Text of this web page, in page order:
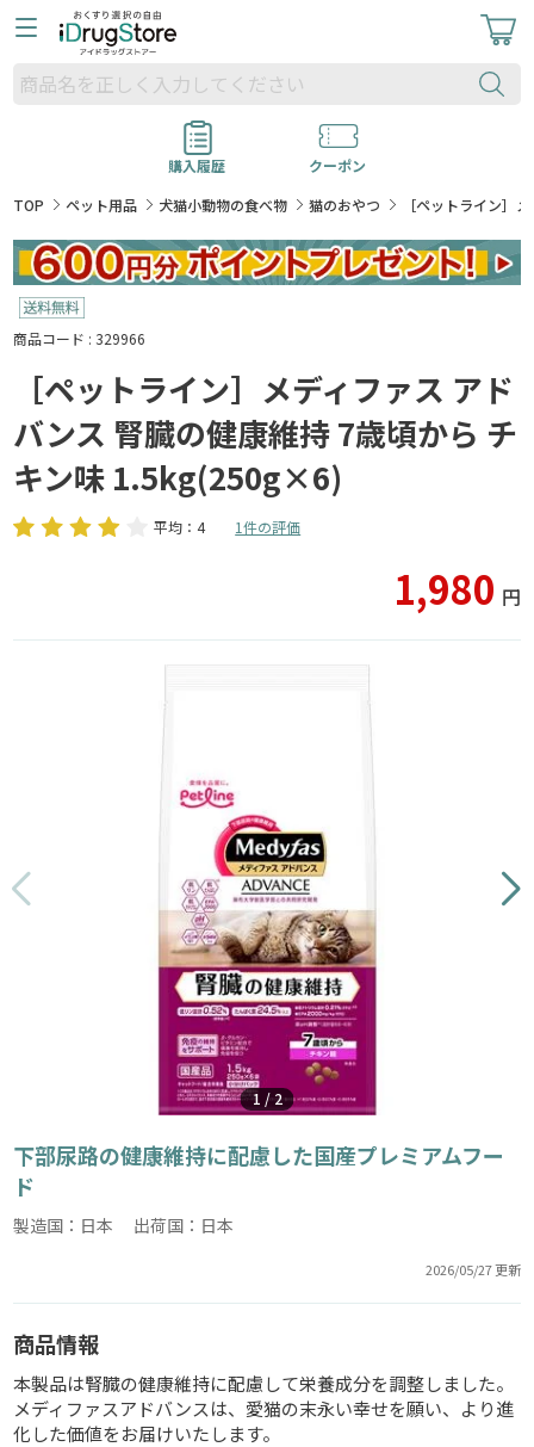
購入履歴
クーポン
TOP
ペット用品 犬猫小動物の食べ物 猫のおやつ ［ペットライン］
商品コード : 329966
［ペットライン］メディファス アド
バンス 腎臓の健康維持 7歳頃から チ
キン味 1.5kg(250g×6)
平均：4 1件の評価
1,980 円
1 /2
下部尿路の健康維持に配慮した国産プレミアムフー
ド
製造国：日本 出荷国：日本
2026/05/27 更新
商品情報
本製品は腎臓の健康維持に配慮して栄養成分を調整しました。
メディファスアドバンスは、愛猫の末永い幸せを願い、より進
化した価値をお届けいたします。